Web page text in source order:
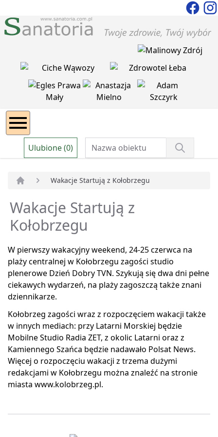
Ulubione (0)
Wakacje Startują z Kołobrzegu
Wakacje Startują z
Kołobrzegu
W pierwszy wakacyjny weekend, 24-25 czerwca na
plaży centralnej w Kołobrzegu zagości studio
plenerowe Dzień Dobry TVN. Szykują się dwa dni pełne
ciekawych wydarzeń, na plaży zagoszczą także znani
dziennikarze.
Kołobrzeg zagości wraz z rozpoczęciem wakacji także
w innych mediach: przy Latarni Morskiej będzie
Mobilne Studio Radia ZET, z okolic Latarni oraz z
Kamiennego Szańca będzie nadawało Polsat News.
Więcej o rozpoczęciu wakacji z trzema dużymi
redakcjami w Kołobrzegu można znaleźć na stronie
miasta www.kolobrzeg.pl.